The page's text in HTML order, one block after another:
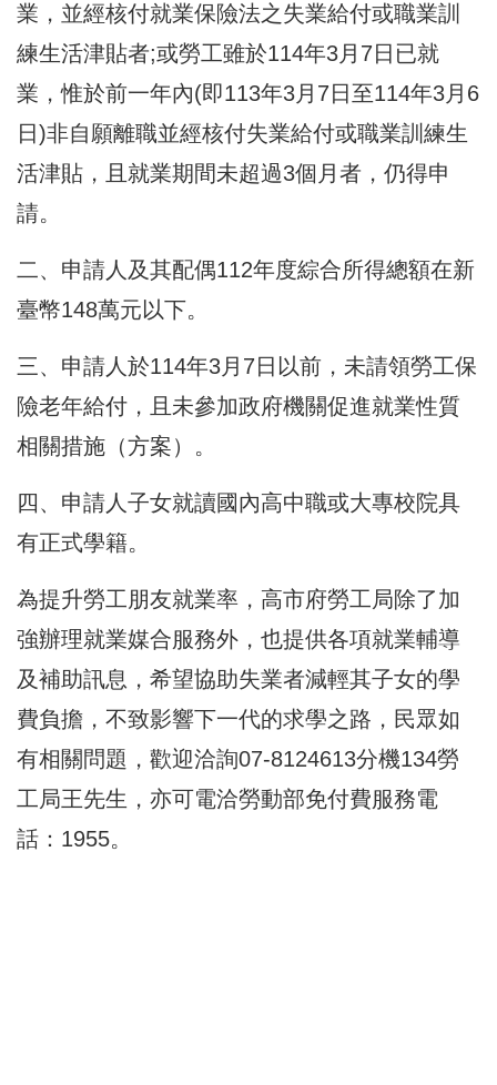
業，並經核付就業保險法之失業給付或職業訓
練生活津貼者;或勞工雖於114年3月7日已就
業，惟於前一年內(即113年3月7日至114年3月6
日)非自願離職並經核付失業給付或職業訓練生
活津貼，且就業期間未超過3個月者，仍得申
請。
二、申請人及其配偶112年度綜合所得總額在新
臺幣148萬元以下。
三、申請人於114年3月7日以前，未請領勞工保
險老年給付，且未參加政府機關促進就業性質
相關措施（方案）。
四、申請人子女就讀國內高中職或大專校院具
有正式學籍。
為提升勞工朋友就業率，高市府勞工局除了加
強辦理就業媒合服務外，也提供各項就業輔導
及補助訊息，希望協助失業者減輕其子女的學
費負擔，不致影響下一代的求學之路，民眾如
有相關問題，歡迎洽詢07-8124613分機134勞
工局王先生，亦可電洽勞動部免付費服務電
話：1955。